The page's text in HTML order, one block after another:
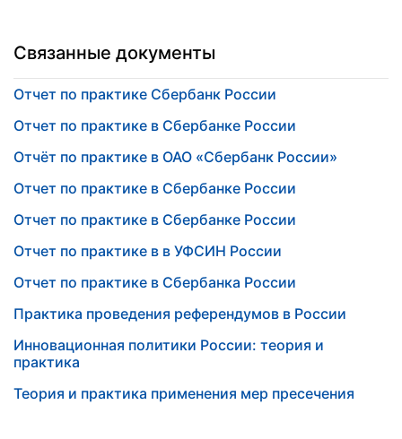
Связанные документы
Отчет по практике Сбербанк России
Отчет по практике в Сбербанке России
Отчёт по практике в ОАО «Сбербанк России»
Отчет по практике в Сбербанке России
Отчет по практике в Сбербанке России
Отчет по практике в в УФСИН России
Отчет по практике в Сбербанка России
Практика проведения референдумов в России
Инновационная политики России: теория и
практика
Теория и практика применения мер пресечения